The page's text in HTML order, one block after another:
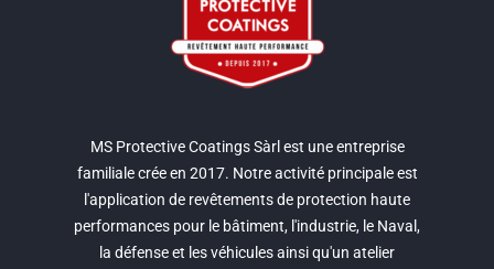
MS Protective Coatings Sàrl est une entreprise
familiale crée en 2017. Notre activité principale est
l'application de revêtements de protection haute
performances pour le bâtiment, l'industrie, le Naval,
la défense et les véhicules ainsi qu'un atelier